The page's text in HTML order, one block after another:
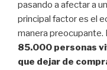
pasando a afectar a
principal factor es el
manera preocupante.
85.000 personas
que dejar de